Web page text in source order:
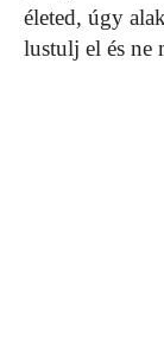
életed, úgy
lustulj el és ne